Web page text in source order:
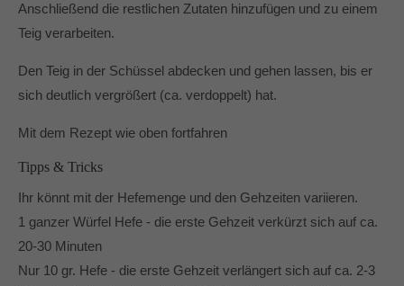
Anschließend die restlichen Zutaten hinzufügen und zu einem
Teig verarbeiten.
Den Teig in der Schüssel abdecken und gehen lassen, bis er
sich deutlich vergrößert (ca. verdoppelt) hat.
Mit dem Rezept wie oben fortfahren
Tipps & Tricks
Ihr könnt mit der Hefemenge und den Gehzeiten variieren.
1 ganzer Würfel Hefe - die erste Gehzeit verkürzt sich auf ca.
20-30 Minuten
Nur 10 gr. Hefe - die erste Gehzeit verlängert sich auf ca. 2-3